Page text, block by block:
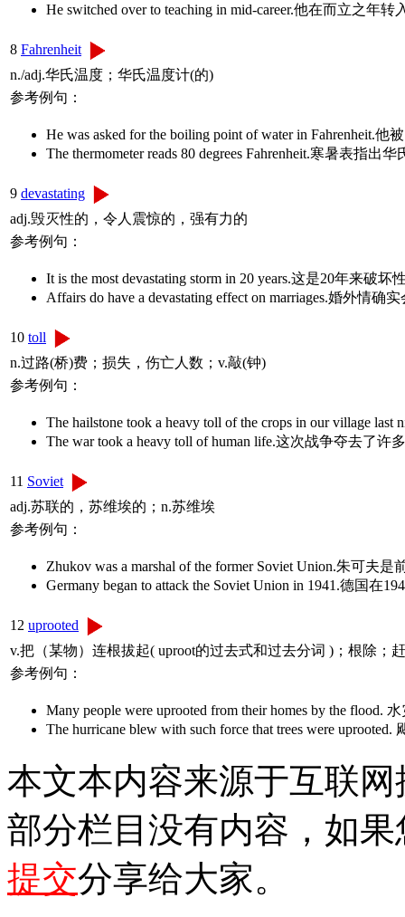
He switched over to teaching in mid-career.他在而立之年转
8 Fahrenheit
n./adj.华氏温度；华氏温度计(的)
参考例句：
He was asked for the boiling point of water in Fahrenheit.
The thermometer reads 80 degrees Fahrenheit.寒暑表指出华
9 devastating
adj.毁灭性的，令人震惊的，强有力的
参考例句：
It is the most devastating storm in 20 years.这是20年来破坏
Affairs do have a devastating effect on marriages.婚外情
10 toll
n.过路(桥)费；损失，伤亡人数；v.敲(钟)
参考例句：
The hailstone took a heavy toll of the crops in our village
The war took a heavy toll of human life.这次战争夺去了许
11 Soviet
adj.苏联的，苏维埃的；n.苏维埃
参考例句：
Zhukov was a marshal of the former Soviet Union.朱可夫
Germany began to attack the Soviet Union in 1941.德国在
12 uprooted
v.把（某物）连根拔起( uproot的过去式和过去分词 )；根除；
参考例句：
Many people were uprooted from their homes by the
The hurricane blew with such force that trees were
本文本内容来源于互联
部分栏目没有内容，如
提交分享给大家。